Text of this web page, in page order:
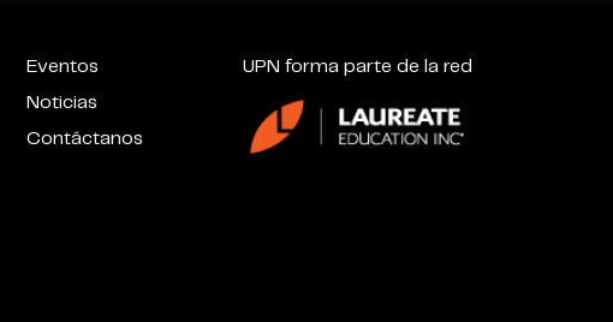
Eventos
Noticias
Contáctanos
UPN forma parte de la red